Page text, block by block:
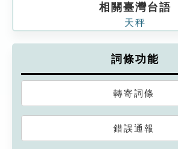
相關臺灣台語
天秤
詞條功能
轉寄詞條
錯誤通報